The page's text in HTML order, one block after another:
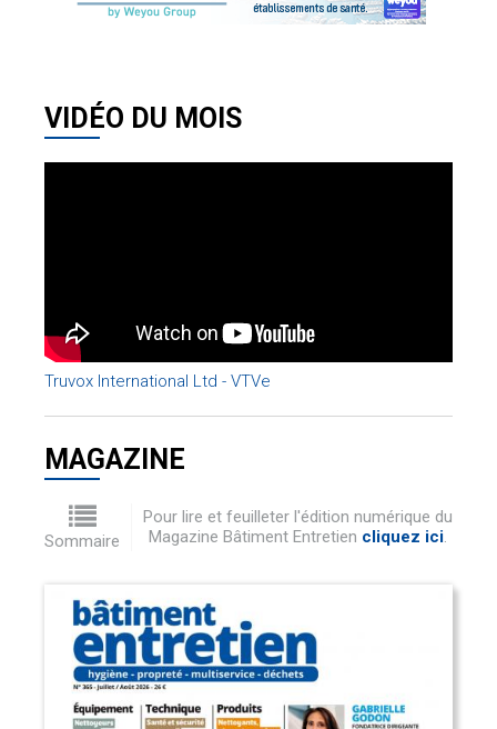
VIDÉO DU MOIS
Truvox International Ltd - VTVe
MAGAZINE
Sommaire
Pour lire et feuilleter l'édition numérique du
Magazine Bâtiment Entretien cliquez ici.